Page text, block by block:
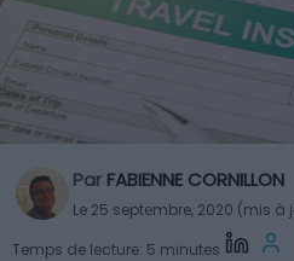
Par FABIENNE CORNILLON
Le 25 septembre, 2020 (mis à
Temps de lecture: 5 minutes